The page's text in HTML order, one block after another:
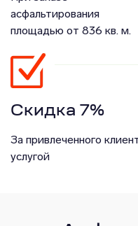
асфальтирования
площадью от 836 кв. м.
Скидка 7%
За привлеченного
услугой